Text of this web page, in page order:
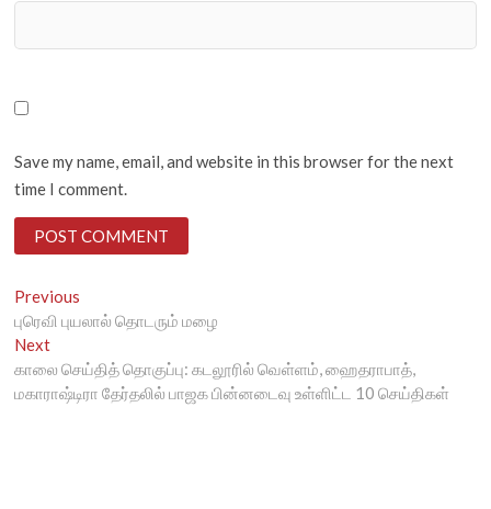
Save my name, email, and website in this browser for the next
time I comment.
Post
navigation
Previous
post:
புரெவி புயலால் தொடரும் மழை
NextNext
post:
காலை செய்தித் தொகுப்பு: கடலூரில் வெள்ளம், ஹைதராபாத்,
மகாராஷ்டிரா தேர்தலில் பாஜக பின்னடைவு உள்ளிட்ட 10 செய்திகள்